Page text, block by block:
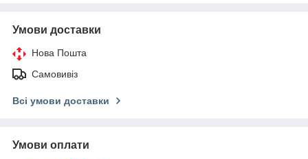
Умови доставки
Нова Пошта
Самовивіз
Всі умови доставки
Умови оплати